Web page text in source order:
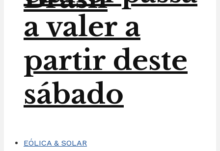
a valer a
partir deste
sábado
EÓLICA & SOLAR